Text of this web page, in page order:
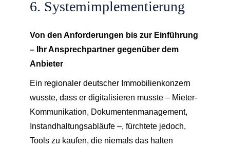
6. Systemimplementierung
Von den Anforderungen bis zur Einführung
– Ihr Ansprechpartner gegenüber dem
Anbieter
Ein regionaler deutscher Immobilienkonzern
wusste, dass er digitalisieren musste – Mieter-
Kommunikation, Dokumentenmanagement,
Instandhaltungsabläufe –, fürchtete jedoch,
Tools zu kaufen, die niemals das halten